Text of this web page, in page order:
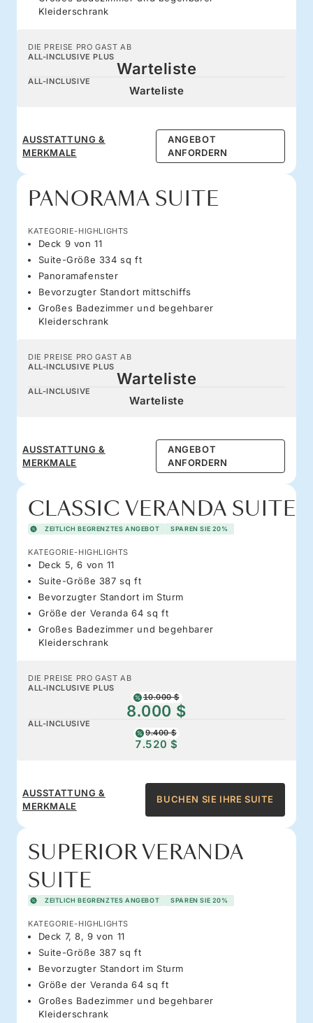
Kleiderschrank
DIE PREISE PRO GAST AB
ALL-INCLUSIVE PLUS
Warteliste
ALL-INCLUSIVE
Warteliste
AUSSTATTUNG &
MERKMALE
ANGEBOT
ANFORDERN
PANORAMA SUITE
KATEGORIE-HIGHLIGHTS
Deck 9 von 11
Suite-Größe 334 sq ft
Panoramafenster
Bevorzugter Standort mittschiffs
Großes Badezimmer und begehbarer
Kleiderschrank
DIE PREISE PRO GAST AB
ALL-INCLUSIVE PLUS
Warteliste
ALL-INCLUSIVE
Warteliste
AUSSTATTUNG &
MERKMALE
ANGEBOT
ANFORDERN
CLASSIC VERANDA SUITE
ZEITLICH BEGRENZTES ANGEBOT SPAREN SIE 20%
KATEGORIE-HIGHLIGHTS
Deck 5, 6 von 11
Suite-Größe 387 sq ft
Bevorzugter Standort im Sturm
Größe der Veranda 64 sq ft
Großes Badezimmer und begehbarer
Kleiderschrank
DIE PREISE PRO GAST AB
ALL-INCLUSIVE PLUS
10.000 $
8.000 $
ALL-INCLUSIVE
9.400 $
7.520 $
AUSSTATTUNG &
MERKMALE
BUCHEN SIE IHRE SUITE
SUPERIOR VERANDA
SUITE
ZEITLICH BEGRENZTES ANGEBOT SPAREN SIE 20%
KATEGORIE-HIGHLIGHTS
Deck 7, 8, 9 von 11
Suite-Größe 387 sq ft
Bevorzugter Standort im Sturm
Größe der Veranda 64 sq ft
Großes Badezimmer und begehbarer
Kleiderschrank